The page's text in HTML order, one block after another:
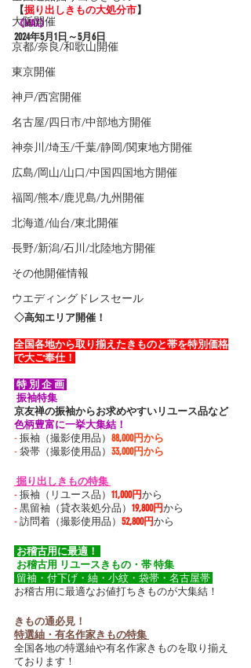
大阪開催
京都/奈良/和歌山開催
東京開催
神戸/西宮開催
名古屋/四日市/中部地方開催
神奈川/埼玉/千葉/静岡/関東地方開催
広島/岡山/山口/中国四国地方開催
福岡/熊本/鹿児島/九州開催
北海道/仙台/東北開催
長野/新潟/石川/北陸地方開催
その他開催情報
ウエディングドレスセール
【掘り出しきもの大処分市】
《MAX》
2024年5月1日～5月6日
◇高知エリア開催！
全国各地から取り揃えたきものと帯を特別価格
で大ご奉仕！
特 別 企 画
振袖特集
京友禅の振袖からお求めやすいリユース品など
色柄豊富に一挙大集結！
- 振袖（撮影使用品） 88,000円から
- 袋帯（撮影使用品） 33,000円から
掘り出しきもの特集
- 振袖（リユース品） 11,000円から
- 黒留袖（貸衣装処分品） 19,800円から
- 訪問着（撮影使用品） 52,800円から
お稽古用に最適！
お稽古用 リユースきもの・帯 特集
留袖・付下げ・紬・小紋・袋帯・名古屋帯
お稽古用に最適なお値打ちきものが大集結！
きもの通必見！
特選紬・有名作家きもの特集
全国各地の特選紬や有名作家きものを取り揃え
ております！